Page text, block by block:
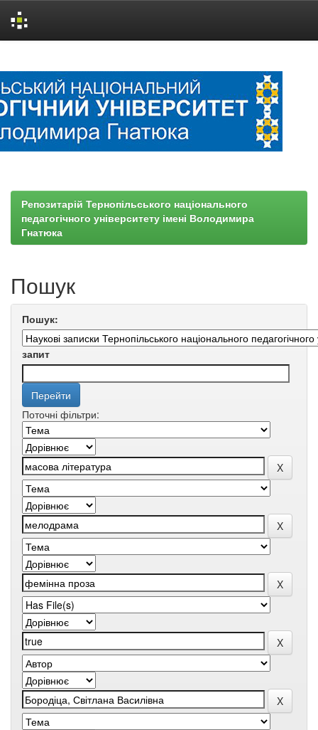
Репозитарій Тернопільського національного
педагогічного університету імені Володимира
Гнатюка
Пошук
Пошук:
запит
Поточні фільтри: